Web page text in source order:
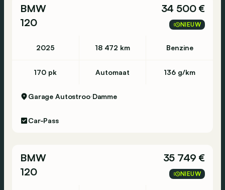
BMW
120
34 500 €
NIEUW
2025 18 472 km Benzine
170 pk Automaat 136 g/km
Garage Autostroo Damme
Car-Pass
BMW
120
35 749 €
NIEUW